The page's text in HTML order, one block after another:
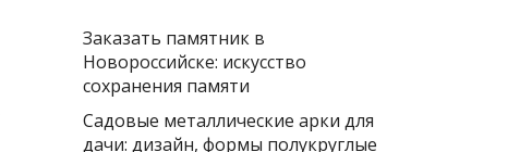
Заказать памятник в
Новороссийске: искусство
сохранения памяти
Садовые металлические арки для
дачи: дизайн, формы полукруглые